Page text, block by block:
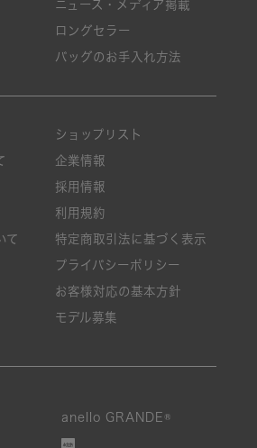
ニュース・メディア掲載
ロングセラー
バッグのお手入れ方法
て
ショップリスト
企業情報
採用情報
利用規約
特定商取引法に基づく表示
プライバシーポリシー
お客様対応の基本方針
モデル募集
anello GRANDE®